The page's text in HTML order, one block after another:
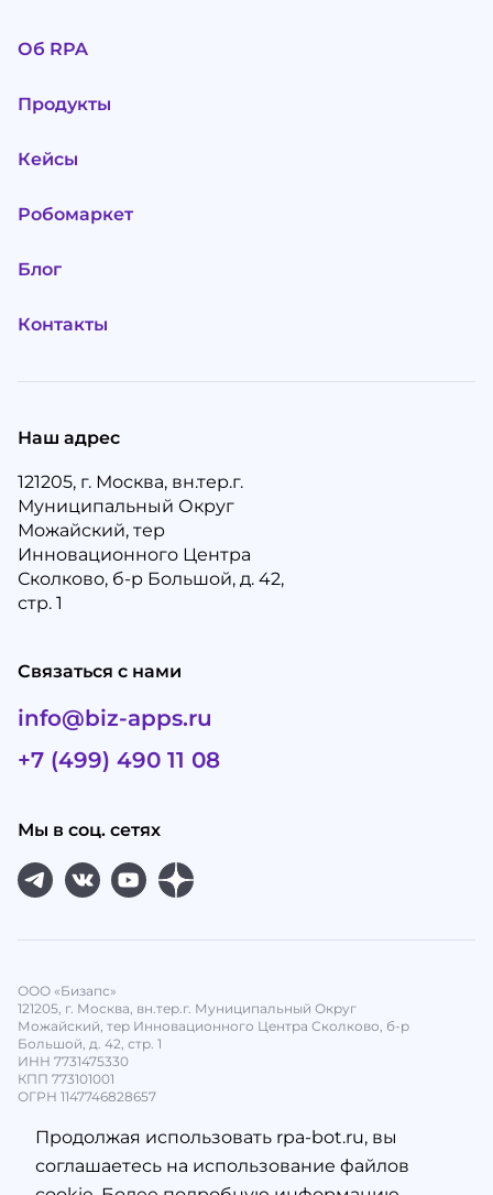
Об RPA
Продукты
Кейсы
Робомаркет
Блог
Контакты
ООО «Бизапс»
121205, г. Москва, вн.тер.г. Муниципальный Округ
Можайский, тер Инновационного Центра Сколково, б-р
Большой, д. 42, стр. 1
ИНН 7731475330
КПП 773101001
ОГРН 1147746828657
Наш адрес
121205, г. Москва, вн.тер.г.
Муниципальный Округ
Можайский, тер
Инновационного Центра
Сколково, б-р Большой, д. 42,
стр. 1
Связаться с нами
info@biz-apps.ru
+7 (499) 490 11 08
Мы в соц. сетях
Продолжая использовать rpa-bot.ru, вы
соглашаетесь на использование файлов